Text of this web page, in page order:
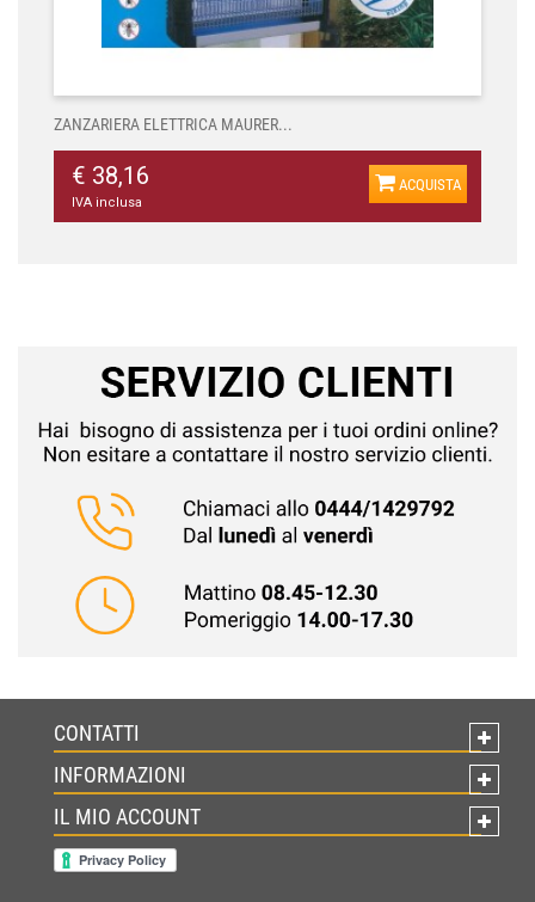
ZANZARIERA ELETTRICA MAURER...
€ 38,16
IVA inclusa
ACQUISTA
CONTATTI
INFORMAZIONI
IL MIO ACCOUNT